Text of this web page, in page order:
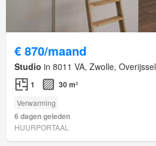
€ 870/maand
Studio in 8011 VA, Zwolle, Overijssel
1 30 m²
Verwarming
6 dagen geleden
HUURPORTAAL